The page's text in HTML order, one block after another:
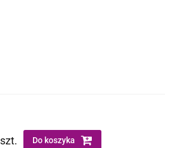
szt. Do koszyka